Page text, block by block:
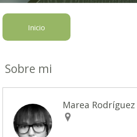
Inicio
Sobre mi
Marea Rodríguez